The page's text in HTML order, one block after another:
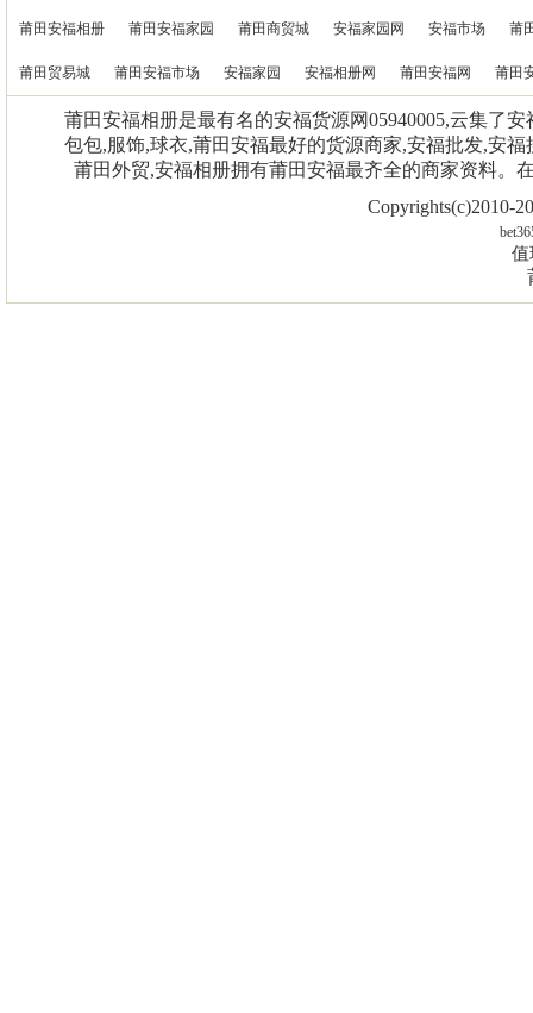
莆田安福相册 莆田安福家园 莆田商贸城 安福家园网 安福市场 莆
莆田贸易城 莆田安福市场 安福家园 安福相册网 莆田安福网 莆田
莆田安福相册是最有名的安福货源网05940005,云集了
包包,服饰,球衣,莆田安福最好的货源商家,安福批发,安
莆田外贸,安福相册拥有莆田安福最齐全的商家资料。
Copyrights(c)2010-
值